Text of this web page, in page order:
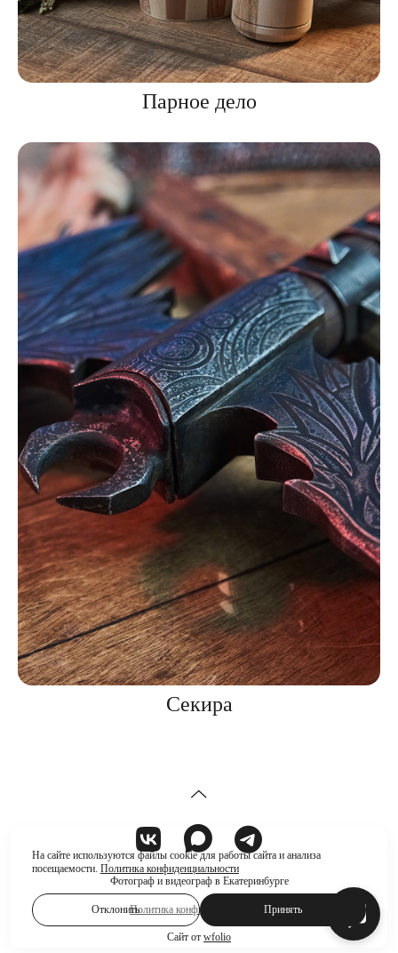
Парное дело
Секира
Фотограф и видеограф в Екатеринбурге
Политика конфиденциальности
Сайт от wfolio
На сайте используются файлы cookie для работы сайта и анализа
посещаемости. Политика конфиденциальности
Отклонить Принять